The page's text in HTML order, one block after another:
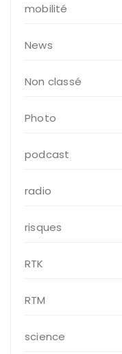
mobilité
News
Non classé
Photo
podcast
radio
risques
RTK
RTM
science